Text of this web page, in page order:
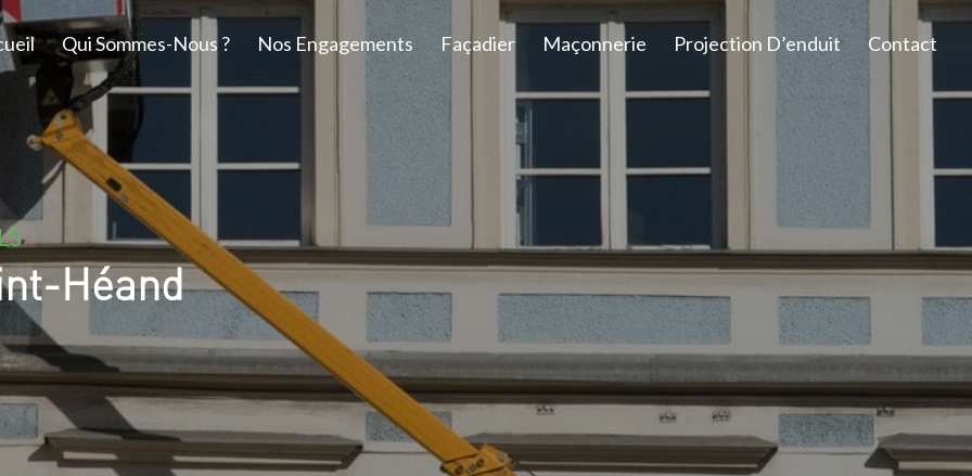
Qui Sommes-Nous ? Nos Engagements Façadier Maçonnerie Projection D’enduit Contact
Héand